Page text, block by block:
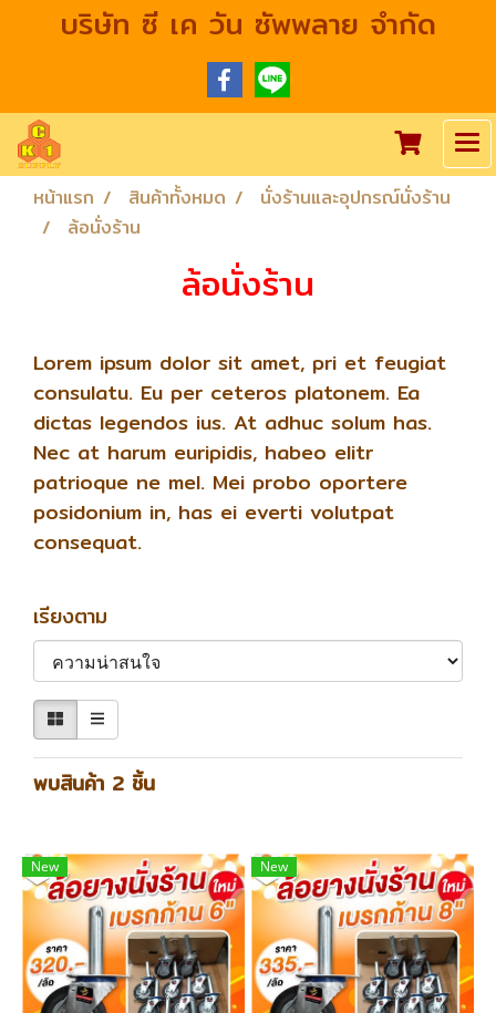
บริษัท ซี เค วัน ซัพพลาย จำกัด
หน้าแรก สินค้าทั้งหมด
นั่งร้านและอุปกรณ์นั่งร้าน
ล้อนั่งร้าน
ล้อนั่งร้าน
Lorem ipsum dolor sit amet, pri et feugiat
consulatu. Eu per ceteros platonem. Ea
dictas legendos ius. At adhuc solum has.
Nec at harum euripidis, habeo elitr
patrioque ne mel. Mei probo oportere
posidonium in, has ei everti volutpat
consequat.
เรียงตาม
พบสินค้า 2 ชิ้น
New New